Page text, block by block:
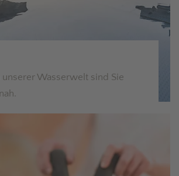
Wasserwelt sind Sie